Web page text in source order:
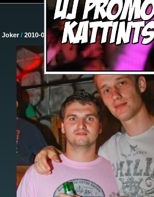
Joker / 2010-08-07 - Dj Fesztivál/ 12